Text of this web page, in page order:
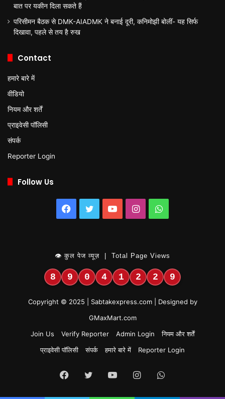
बात पर यकीन दिला सकते हैं
परिसीमन बैठक से DMK-AIADMK ने बनाई दूरी, कनिमोझी बोलीं- यह सिर्फ
दिखावा, पहले से तय है रुख
Contact
हमारे बारे में
वीडियो
नियम और शर्तें
प्राइवेसी पॉलिसी
संपर्क
Reporter Login
Follow Us
Facebook
TwitterYouTubeInstagramWhatsApp
👁 कुल पेज व्यूज़ | Total Page Views
8 9 0 4 1 2 2 9
Copyright © 2025 | Sabtakexpress.com | Designed by
GMaxMart.com
Join Us
Verify Reporter Admin Login
नियम और शर्तें
प्राइवेसी पॉलिसी
संपर्क हमारे बारे में Reporter Login
Facebook
TwitterYouTubeInstagramWhatsApp